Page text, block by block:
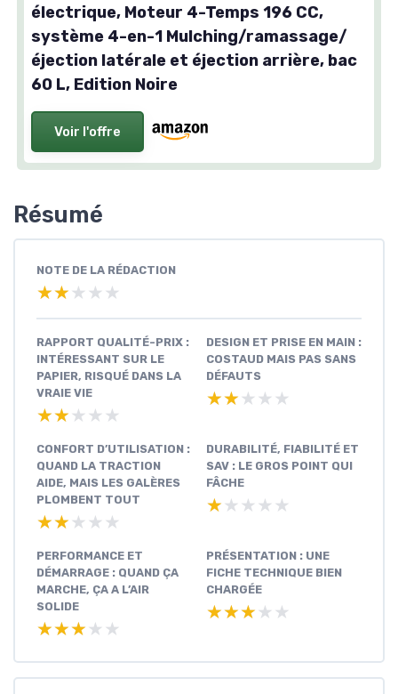
électrique, Moteur 4-Temps 196 CC,
système 4-en-1 Mulching/ramassage/
éjection latérale et éjection arrière, bac
60 L, Edition Noire
Voir l'offre
Résumé
NOTE DE LA RÉDACTION
★★★★★
★★★★★
RAPPORT QUALITÉ-PRIX :
INTÉRESSANT SUR LE
PAPIER, RISQUÉ DANS LA
VRAIE VIE
★★★★★
★★★★★
DESIGN ET PRISE EN MAIN :
COSTAUD MAIS PAS SANS
DÉFAUTS
★★★★★
★★★★★
CONFORT D’UTILISATION :
QUAND LA TRACTION
AIDE, MAIS LES GALÈRES
PLOMBENT TOUT
★★★★★
★★★★★
DURABILITÉ, FIABILITÉ ET
SAV : LE GROS POINT QUI
FÂCHE
★★★★★
★★★★★
PERFORMANCE ET
DÉMARRAGE : QUAND ÇA
MARCHE, ÇA A L’AIR
SOLIDE
★★★★★
★★★★★
PRÉSENTATION : UNE
FICHE TECHNIQUE BIEN
CHARGÉE
★★★★★
★★★★★